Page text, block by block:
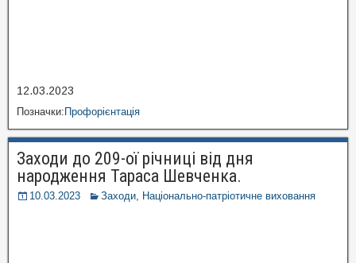
12.03.2023
Позначки:Профорієнтація
Заходи до 209-ої річниці від дня
народження Тараса Шевченка.
10.03.2023 Заходи Національно-патріотичне виховання